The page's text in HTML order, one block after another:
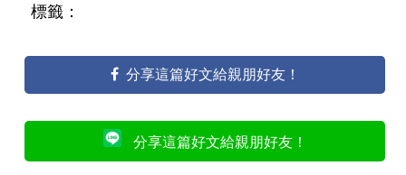
標籤：
分享這篇好文給親朋好友！
分享這篇好文給親朋好友！